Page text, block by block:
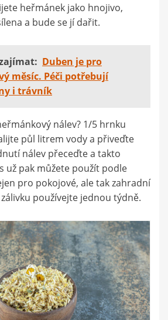
heřmánek jako hnojivo,
a bude se jí dařit.
Duben je pro
měsíc. Péči potřebují
i trávník
nálev? 1/5 hrnku
půl litrem vody a přiveďte
nálev přeceďte a takto
už pak můžete použít podle
pro pokojové, ale tak zahradní
používejte jednou týdně.